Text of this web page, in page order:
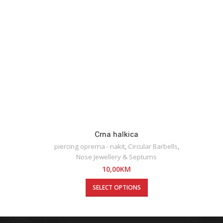
Crna halkica
piercing oprema - nakit, Circular Barbells,
Nose Jewellery & Septums
10,00KM
SELECT OPTIONS